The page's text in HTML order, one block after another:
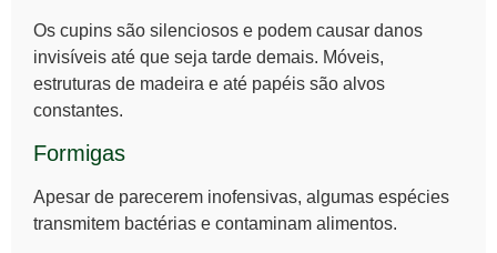
Os cupins são silenciosos e podem causar danos
invisíveis até que seja tarde demais. Móveis,
estruturas de madeira e até papéis são alvos
constantes.
Formigas
Apesar de parecerem inofensivas, algumas espécies
transmitem bactérias e contaminam alimentos.